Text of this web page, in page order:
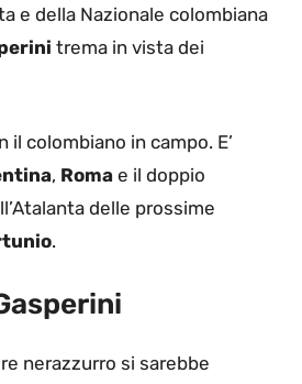
e della Nazionale colombiana
trema in vista dei
colombiano in campo. E’
, Roma e il doppio
delle prossime
.
nerazzurro si sarebbe